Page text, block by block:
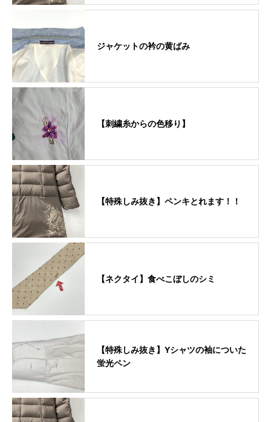
ジャケットの衿の黄ばみ
【刺繍糸からの色移り】
【特殊しみ抜き】ペンキとれます！！
【ネクタイ】食べこぼしのシミ
【特殊しみ抜き】Yシャツの袖についた
蛍光ペン